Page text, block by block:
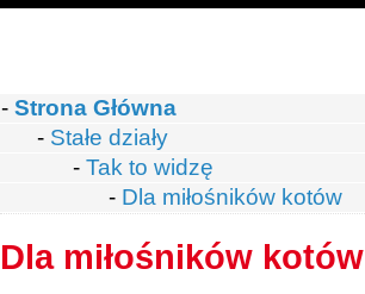
- Strona Główna
- Stałe działy
- Tak to widzę
- Dla miłośników kotów
Dla miłośników kotów